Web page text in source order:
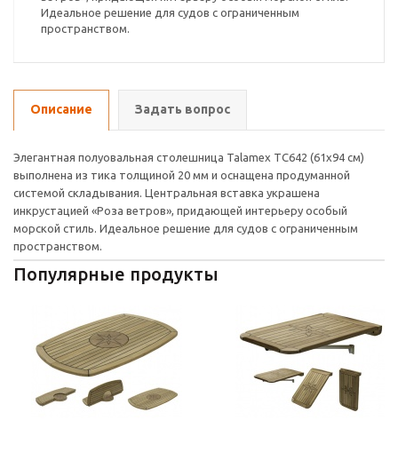
Идеальное решение для судов с ограниченным
пространством.
Описание Задать вопрос
Элегантная полуовальная столешница Talamex TC642 (61x94 см)
выполнена из тика толщиной 20 мм и оснащена продуманной
системой складывания. Центральная вставка украшена
инкрустацией «Роза ветров», придающей интерьеру особый
морской стиль. Идеальное решение для судов с ограниченным
пространством.
Популярные продукты